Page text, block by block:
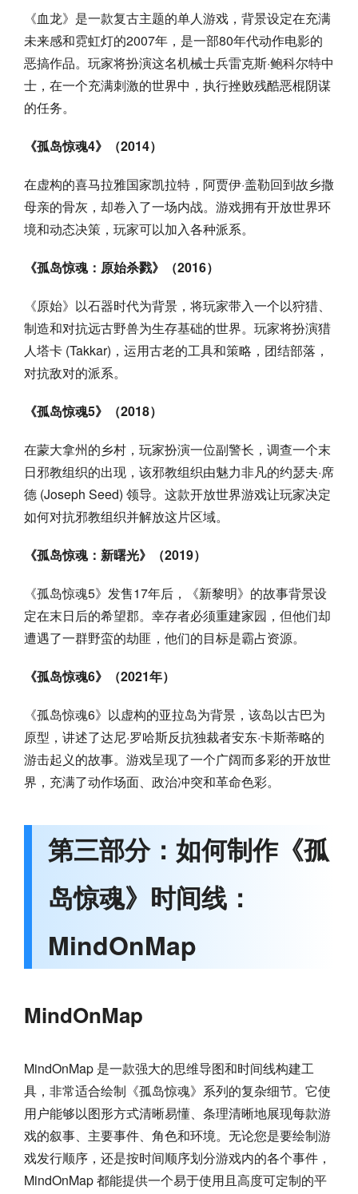
《血龙》是一款复古主题的单人游戏，背景设定在充满
未来感和霓虹灯的2007年，是一部80年代动作电影的
恶搞作品。玩家将扮演这名机械士兵雷克斯·鲍科尔特中
士，在一个充满刺激的世界中，执行挫败残酷恶棍阴谋
的任务。
《孤岛惊魂4》（2014）
在虚构的喜马拉雅国家凯拉特，阿贾伊·盖勒回到故乡撒
母亲的骨灰，却卷入了一场内战。游戏拥有开放世界环
境和动态决策，玩家可以加入各种派系。
《孤岛惊魂：原始杀戮》（2016）
《原始》以石器时代为背景，将玩家带入一个以狩猎、
制造和对抗远古野兽为生存基础的世界。玩家将扮演猎
人塔卡 (Takkar)，运用古老的工具和策略，团结部落，
对抗敌对的派系。
《孤岛惊魂5》（2018）
在蒙大拿州的乡村，玩家扮演一位副警长，调查一个末
日邪教组织的出现，该邪教组织由魅力非凡的约瑟夫·席
德 (Joseph Seed) 领导。这款开放世界游戏让玩家决定
如何对抗邪教组织并解放这片区域。
《孤岛惊魂：新曙光》（2019）
《孤岛惊魂5》发售17年后，《新黎明》的故事背景设
定在末日后的希望郡。幸存者必须重建家园，但他们却
遭遇了一群野蛮的劫匪，他们的目标是霸占资源。
《孤岛惊魂6》（2021年）
《孤岛惊魂6》以虚构的亚拉岛为背景，该岛以古巴为
原型，讲述了达尼·罗哈斯反抗独裁者安东·卡斯蒂略的
游击起义的故事。游戏呈现了一个广阔而多彩的开放世
界，充满了动作场面、政治冲突和革命色彩。
第三部分：如何制作《孤
岛惊魂》时间线：
MindOnMap
MindOnMap
MindOnMap 是一款强大的思维导图和时间线构建工
具，非常适合绘制《孤岛惊魂》系列的复杂细节。它使
用户能够以图形方式清晰易懂、条理清晰地展现每款游
戏的叙事、主要事件、角色和环境。无论您是要绘制游
戏发行顺序，还是按时间顺序划分游戏内的各个事件，
MindOnMap 都能提供一个易于使用且高度可定制的平